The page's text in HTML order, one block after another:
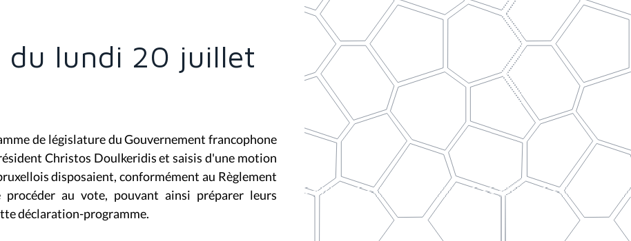
du lundi 20 juillet
de législature du Gouvernement francophone
Christos Doulkeridis et saisis d'une motion
disposaient, conformément au Règlement
au vote, pouvant ainsi préparer leurs
déclaration-programme.